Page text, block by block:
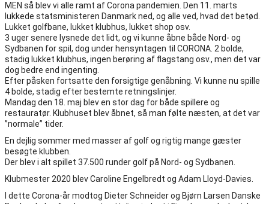
MEN så blev vi alle ramt af Corona pandemien. Den 11. marts
lukkede statsministeren Danmark ned, og alle ved, hvad det betød.
Lukket golfbane, lukket klubhus, lukket shop osv.
3 uger senere lysnede det lidt, og vi kunne åbne både Nord- og
Sydbanen for spil, dog under hensyntagen til CORONA. 2 bolde,
stadig lukket klubhus, ingen berøring af flagstang osv., men det var
dog bedre end ingenting.
Efter påsken fortsatte den forsigtige genåbning. Vi kunne nu spille
4 bolde, stadig efter bestemte retningslinjer.
Mandag den 18. maj blev en stor dag for både spillere og
restauratør. Klubhuset blev åbnet, så man følte næsten, at det var
”normale” tider.
En dejlig sommer med masser af golf og rigtig mange gæster
besøgte klubben.
Der blev i alt spillet 37.500 runder golf på Nord- og Sydbanen.
Klubmester 2020 blev Caroline Engelbredt og Adam Lloyd-Davies.
I dette Corona-år modtog Dieter Schneider og Bjørn Larsen Danske